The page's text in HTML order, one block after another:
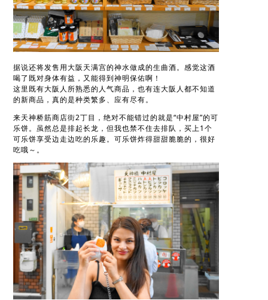
据说还将发售用大阪天满宫的神水做成的生曲酒。感觉这酒
喝了既对身体有益，又能得到神明保佑啊！
这里既有大阪人所熟悉的人气商品，也有连大阪人都不知道
的新商品，真的是种类繁多、应有尽有。
来天神桥筋商店街2丁目，绝对不能错过的就是“中村屋”的可
乐饼。虽然总是排起长龙，但我也禁不住去排队，买上1个
可乐饼享受边走边吃的乐趣。可乐饼炸得甜甜脆脆的，很好
吃哦～。